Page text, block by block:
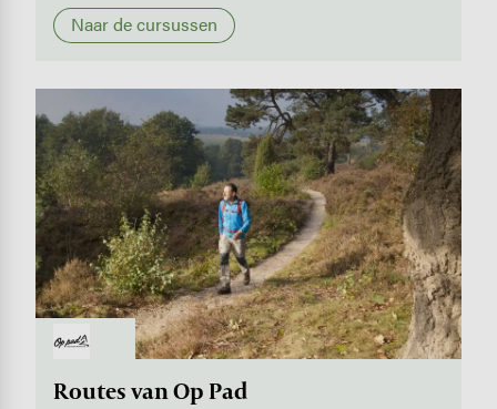
Naar de cursussen
Routes van Op Pad
Image